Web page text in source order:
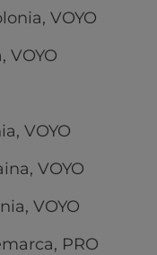
VOYO
VOYO
VOYO
VOYO
VOYO
PRO